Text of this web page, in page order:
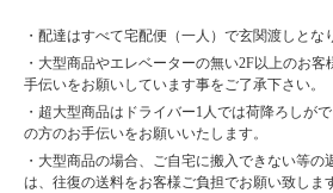
・配達はすべて宅配便（一人）で玄関渡しとな
・大型商品やエレベーターの無い2F以上のお
手伝いをお願いしています事をご了承下さい。
・超大型商品はドライバー1人では荷降ろしが
の方のお手伝いをお願いいたします。
・大型商品の場合、ご自宅に搬入できない等の
は、往復の送料をお客様ご負担でお願い致しま